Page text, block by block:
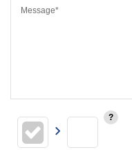
Message*